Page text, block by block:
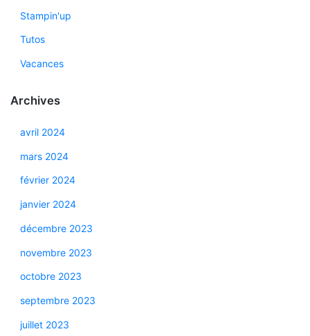
Stampin'up
Tutos
Vacances
Archives
avril 2024
mars 2024
février 2024
janvier 2024
décembre 2023
novembre 2023
octobre 2023
septembre 2023
juillet 2023